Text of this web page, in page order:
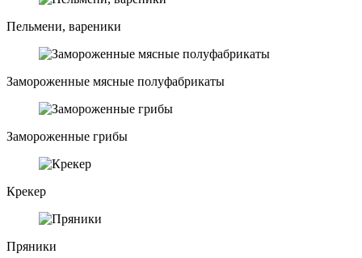
Пельмени, вареники
Замороженные мясные полуфабрикаты
Замороженные грибы
Крекер
Пряники